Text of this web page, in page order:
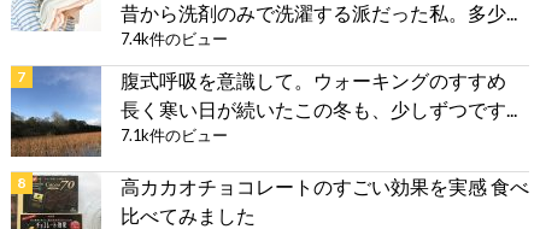
昔から洗剤のみで洗濯する派だった私。多少...
7.4k件のビュー
腹式呼吸を意識して。ウォーキングのすすめ
長く寒い日が続いたこの冬も、少しずつです...
7.1k件のビュー
高カカオチョコレートのすごい効果を実感 食べ
比べてみました